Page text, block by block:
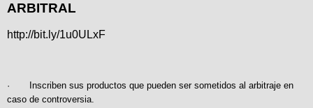
ARBITRAL
http://bit.ly/1u0ULxF
· Inscriben sus productos que pueden ser sometidos al arbitraje en
caso de controversia.